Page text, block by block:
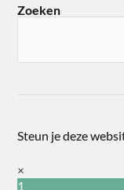
Zoeken
Steun je deze